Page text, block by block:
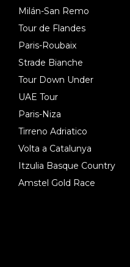
Milán-San Remo
Tour de Flandes
Paris-Roubaix
Strade Bianche
Tour Down Under
UAE Tour
Paris-Niza
Tirreno Adriatico
Volta a Catalunya
Itzulia Basque Country
Amstel Gold Race